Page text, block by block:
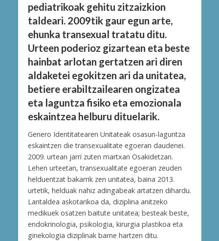
pediatrikoak gehitu zitzaizkion
taldeari. 2009tik gaur egun arte,
ehunka transexual tratatu ditu.
Urteen poderioz gizartean eta beste
hainbat arlotan gertatzen ari diren
aldaketei egokitzen ari da unitatea,
betiere erabiltzailearen ongizatea
eta laguntza fisiko eta emozionala
eskaintzea helburu dituelarik.
Genero Identitatearen Unitateak osasun-laguntza
eskaintzen die transexualitate egoeran daudenei.
2009. urtean jarri zuten martxan Osakidetzan.
Lehen urteetan, transexualitate egoeran zeuden
helduentzat bakarrik zen unitatea, baina 2013.
urtetik, helduak nahiz adingabeak artatzen dihardu.
Lantaldea askotarikoa da, diziplina anitzeko
medikuek osatzen baitute unitatea; besteak beste,
endokrinologia, psikologia, kirurgia plastikoa eta
ginekologia diziplinak barne hartzen ditu.